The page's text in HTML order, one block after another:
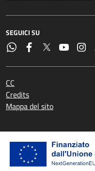
SEGUICI SU
CC
Credits
Mappa del sito